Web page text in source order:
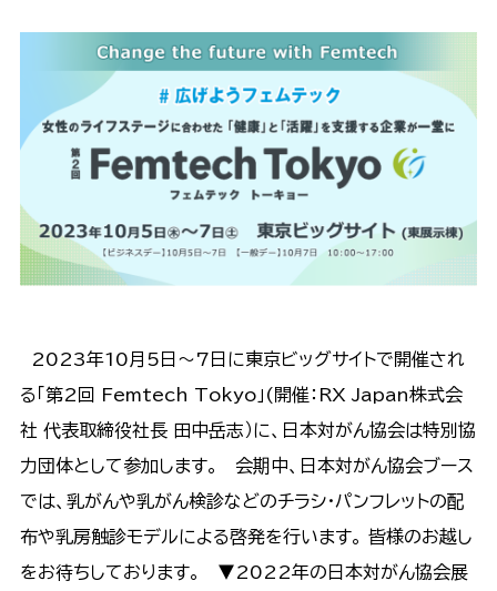
2023年10月5日～7日に東京ビッグサイトで開催され
る「第2回 Femtech Tokyo」(開催：RX Japan株式会
社 代表取締役社長 田中岳志）に、日本対がん協会は特別協
力団体として参加します。 会期中、日本対がん協会ブース
では、乳がんや乳がん検診などのチラシ・パンフレットの配
布や乳房触診モデルによる啓発を行います。 皆様のお越し
をお待ちしております。 ▼2022年の日本対がん協会展